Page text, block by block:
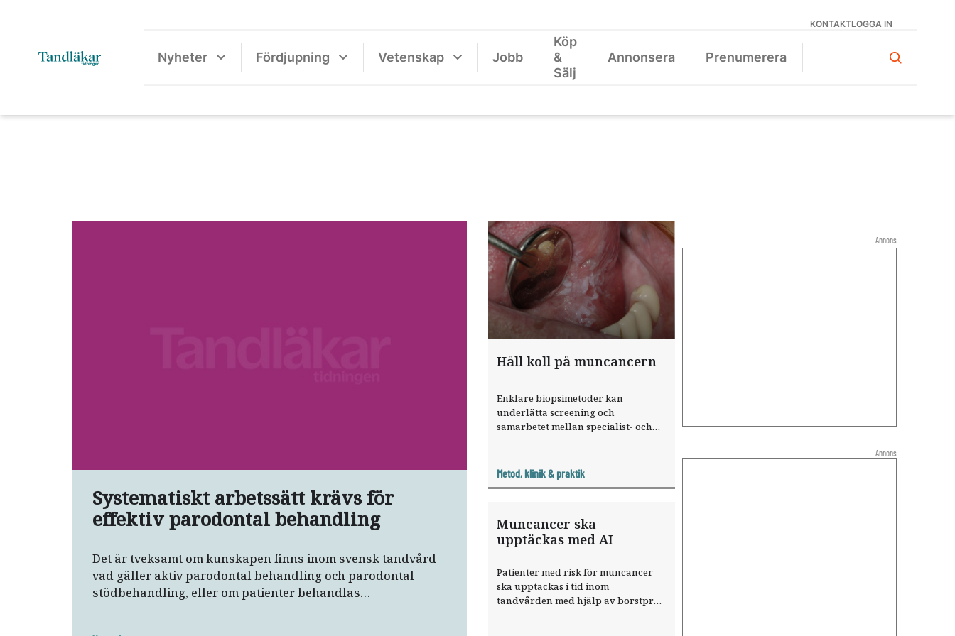
KONTAKTLOGGA IN
Nyheter Fördjupning Vetenskap Jobb
Köp
&
Sälj
Annonsera Prenumerera
Systematiskt arbetssätt krävs för
effektiv parodontal behandling
Det är tveksamt om kunskapen finns inom svensk tandvård
vad gäller aktiv parodontal behandling och parodontal
stödbehandling, eller om patienter behandlas
Håll koll på muncancern
Enklare biopsimetoder kan
underlätta screening och
samarbetet mellan specialist- och
munslemhinne­förändringar.
Metod, klinik & praktik
Muncancer ska
upptäckas med AI
Patienter med risk för muncancer
ska upptäckas i tid inom
tandvården med hjälp av borstprov
Annons
Annons